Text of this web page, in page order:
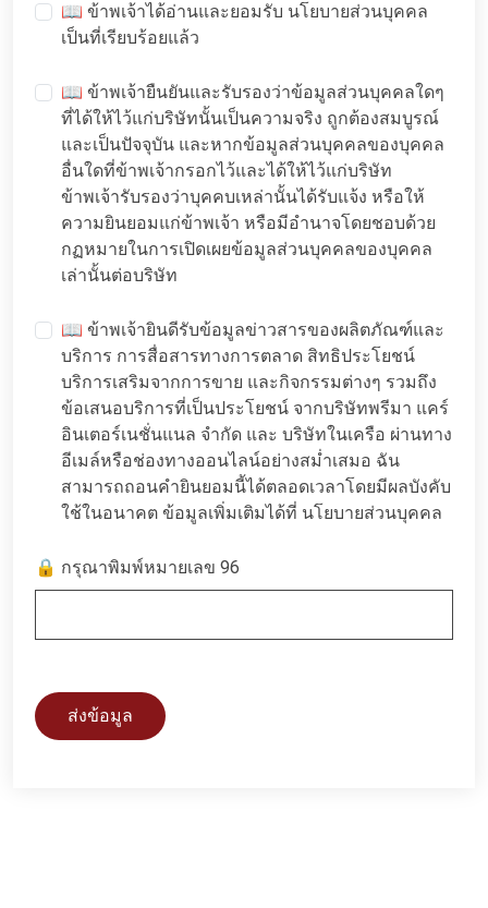
📖 ข้าพเจ้าได้อ่านและยอมรับ นโยบายส่วนบุคคล
เป็นที่เรียบร้อยแล้ว
📖 ข้าพเจ้ายืนยันและรับรองว่าข้อมูลส่วนบุคคลใดๆ
ที่ได้ให้ไว้แก่บริษัทนั้นเป็นความจริง ถูกต้องสมบูรณ์
และเป็นปัจจุบัน และหากข้อมูลส่วนบุคคลของบุคคล
อื่นใดที่ข้าพเจ้ากรอกไว้และได้ให้ไว้แก่บริษัท
ข้าพเจ้ารับรองว่าบุคคบเหล่านั้นได้รับแจ้ง หรือให้
ความยินยอมแก่ข้าพเจ้า หรือมีอำนาจโดยชอบด้วย
กฏหมายในการเปิดเผยข้อมูลส่วนบุคคลของบุคคล
เล่านั้นต่อบริษัท
📖 ข้าพเจ้ายินดีรับข้อมูลข่าวสารของผลิตภัณฑ์และ
บริการ การสื่อสารทางการตลาด สิทธิประโยชน์
บริการเสริมจากการขาย และกิจกรรมต่างๆ รวมถึง
ข้อเสนอบริการที่เป็นประโยชน์ จากบริษัทพรีมา แคร์
อินเตอร์เนชั่นแนล จำกัด และ บริษัทในเครือ ผ่านทาง
อีเมล์หรือช่องทางออนไลน์อย่างสม่ำเสมอ ฉัน
สามารถถอนคำยินยอมนี้ได้ตลอดเวลาโดยมีผลบังคับ
ใช้ในอนาคต ข้อมูลเพิ่มเติมได้ที่ นโยบายส่วนบุคคล
🔒 กรุณาพิมพ์หมายเลข 96
ส่งข้อมูล